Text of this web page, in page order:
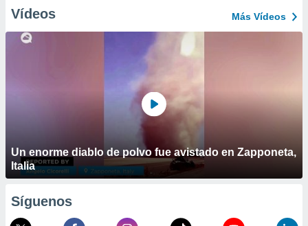
Vídeos Más Vídeos
Un enorme diablo de polvo fue avistado en Zapponeta,
Italia
Síguenos